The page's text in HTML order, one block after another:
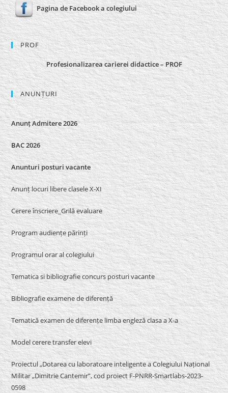
Pagina de Facebook a colegiului
PROF
Profesionalizarea carierei didactice – PROF
ANUNȚURI
Anunț Admitere 2026
BAC 2026
Anunturi posturi vacante
Anunț locuri libere clasele X-XI
Cerere înscriere_Grilă evaluare
Program audiențe părinți
Programul orar al colegiului
Tematica si bibliografie concurs posturi vacante
Bibliografie examene de diferență
Tematică examen de diferențe limba engleză clasa a X-a
Model cerere transfer elevi
Proiectul „Dotarea cu laboratoare inteligente a Colegiului Național
Militar „Dimitrie Cantemir”, cod proiect F-PNRR-Smartlabs-2023-
0598